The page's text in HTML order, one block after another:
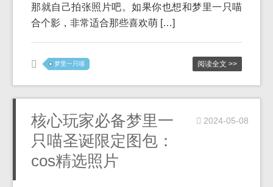
那就自己拍张照片吧。如果你也想和梦里一只喵
合个影，非常适合那些喜欢萌 […]
梦里一只喵 阅读全文 >>
核心玩家必备梦里一
只喵圣诞限定图包：
cos精选照片
2024-05-08